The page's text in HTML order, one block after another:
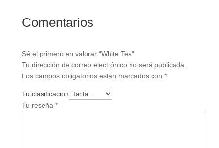
Comentarios
Sé el primero en valorar “White Tea”
Tu dirección de correo electrónico no será publicada.
Los campos obligatorios están marcados con *
Tu clasificación
Tu reseña *